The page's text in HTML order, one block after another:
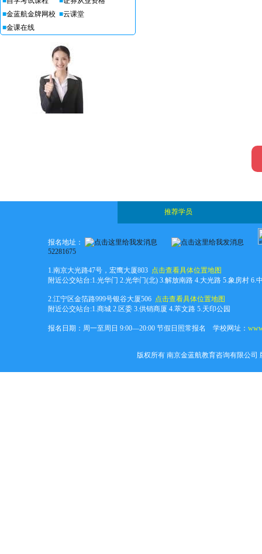
■金蓝航金牌网校 ■云课堂
■金课在线
推荐学员
报名地址：
52281675
1.南京大光路47号，宏鹰大厦803 点击查看具体位置地图
附近公交站台:1.光华门 2.光华门(北) 3.解放南路 4.大光路 5.象房村 6.
2.江宁区金箔路999号银谷大厦506 点击查看具体位置地图
附近公交站台:1.商城 2.区委 3.供销商厦 4.萃文路 5.天印公园
报名日期：周一至周日 9:00—20:00 节假日照常报名 学校网址：
版权所有 南京金蓝航教育咨询有限公